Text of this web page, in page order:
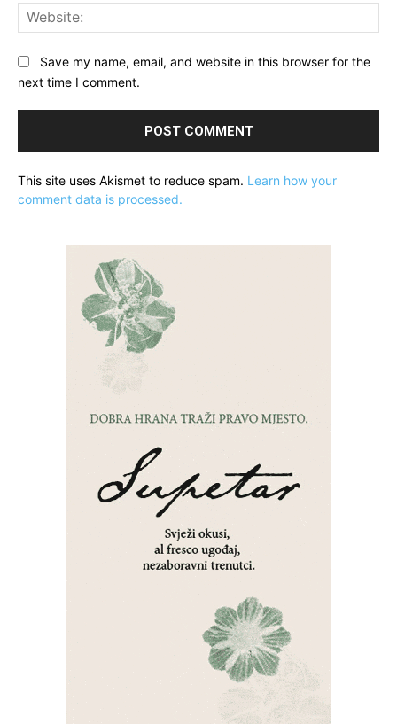
Save my name, email, and website in this browser for the
next time I comment.
This site uses Akismet to reduce spam. Learn how your
comment data is processed.